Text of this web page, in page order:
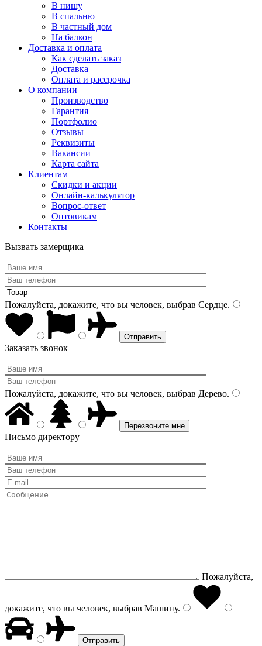
В нишу
В спальню
В частный дом
На балкон
Доставка и оплата
Как сделать заказ
Доставка
Оплата и рассрочка
О компании
Производство
Гарантия
Портфолио
Отзывы
Реквизиты
Вакансии
Карта сайта
Клиентам
Скидки и акции
Онлайн-калькулятор
Вопрос-ответ
Оптовикам
Контакты
Вызвать замерщика
Пожалуйста, докажите, что вы человек, выбрав Сердце.
Заказать звонок
Пожалуйста, докажите, что вы человек, выбрав Дерево.
Письмо директору
Пожалуйста,
докажите, что вы человек, выбрав Машину.